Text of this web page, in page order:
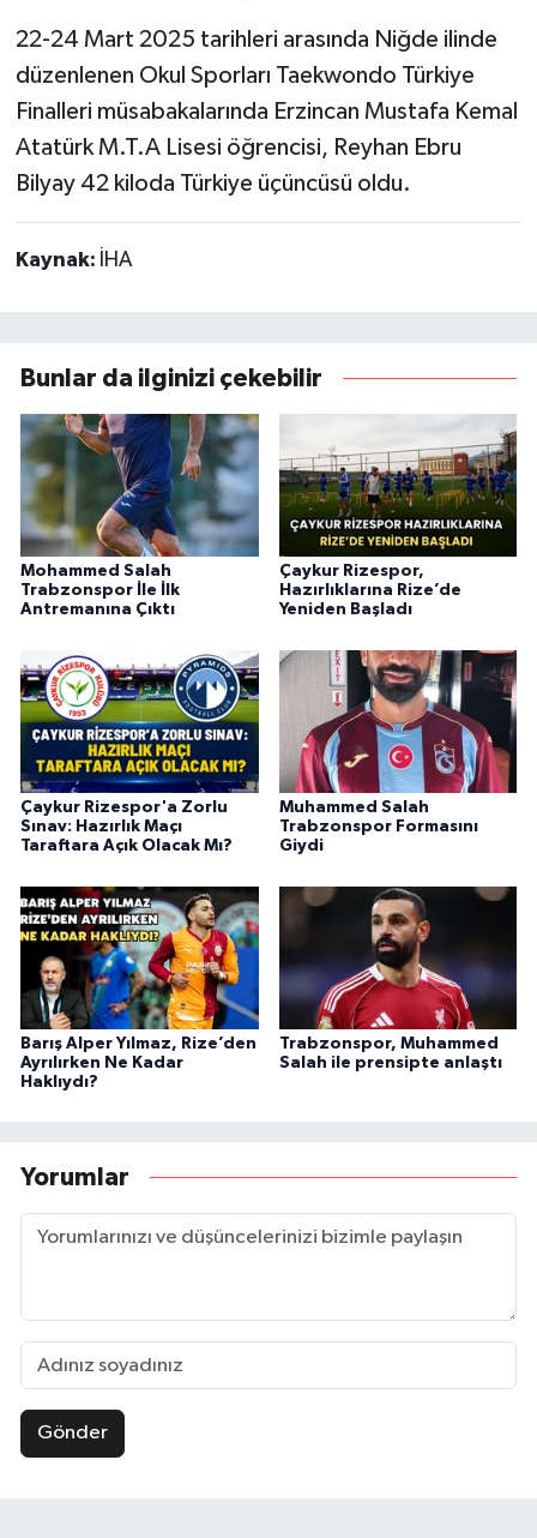
22-24 Mart 2025 tarihleri arasında Niğde ilinde
düzenlenen Okul Sporları Taekwondo Türkiye
Finalleri müsabakalarında Erzincan Mustafa Kemal
Atatürk M.T.A Lisesi öğrencisi, Reyhan Ebru
Bilyay 42 kiloda Türkiye üçüncüsü oldu.
Kaynak: İHA
Bunlar da ilginizi çekebilir
Mohammed Salah
Trabzonspor İle İlk
Antremanına Çıktı
Çaykur Rizespor,
Hazırlıklarına Rize’de
Yeniden Başladı
Çaykur Rizespor'a Zorlu
Sınav: Hazırlık Maçı
Taraftara Açık Olacak Mı?
Muhammed Salah
Trabzonspor Formasını
Giydi
Barış Alper Yılmaz, Rize’den
Ayrılırken Ne Kadar
Haklıydı?
Trabzonspor, Muhammed
Salah ile prensipte anlaştı
Yorumlar
Gönder